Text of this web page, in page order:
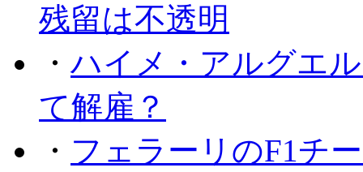
残留は不透明
・ハイメ・アルグエ
て解雇？
・ フェラーリのF1チ